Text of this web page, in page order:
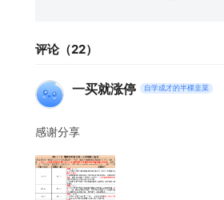
评论（22）
一买就涨停 自学成才的半棵韭菜
感谢分享